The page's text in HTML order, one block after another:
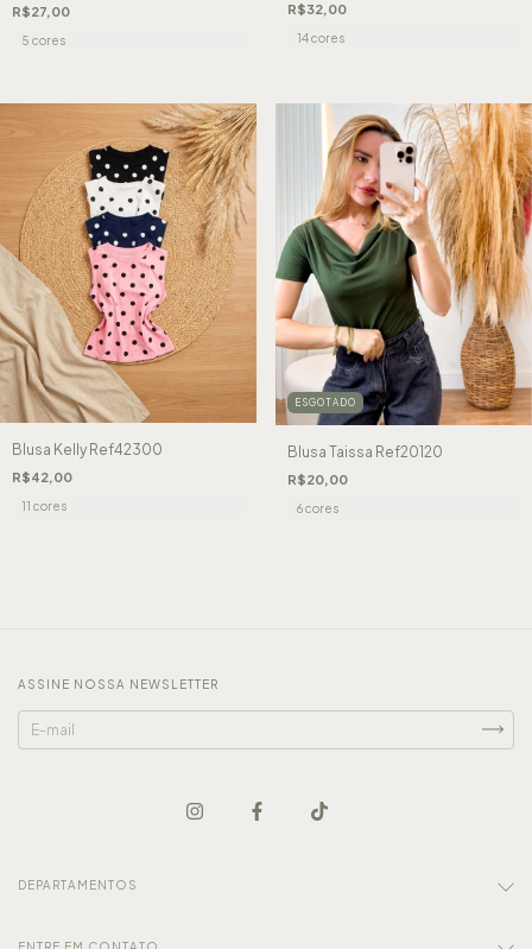
R$27,00
5 cores
R$32,00
14 cores
Blusa Kelly Ref42300
R$42,00
11 cores
ESGOTADO
Blusa Taissa Ref20120
R$20,00
6 cores
ASSINE NOSSA NEWSLETTER
DEPARTAMENTOS